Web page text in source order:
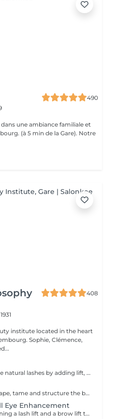
490
une ambiance familiale et
(à 5 min de la Gare). Notre
408
institute located in the heart
Clémence,
A treatment that enhances the natural lashes by adding lift, visible length and opening the eyes. The lash lift works from the root to create a natural, elegant and long-lasting result, without the need for extensions. The eyes appear more open, and the lashes look longer and well-defined. A tint can be added as an option to intensify the result and enhance the depth of the eyes. The results last for several weeks, leaving the eyes looking fresh and awake every day.
A treatment designed to reshape, tame and structure the brows for a clean, harmonious and naturally enhanced result. The brow lift repositions the hairs to create a fuller, more defined and perfectly controlled look. A tint is included to intensify the colour and add depth to the eyes while maintaining a natural and elegant finish. Brows are restructured, the eyes are framed and the facial features are enhanced on a daily basis.
Eye Enhancement
A complete treatment combining a lash lift and a brow lift to enhance the entire eye area. Lashes are lifted from the root to create visible length and open the eyes, while the brows are reshaped, tamed and redefined for a clean and harmonious result. The eyes appear more defined, framed and naturally enhanced. An ideal solution for a polished, elegant and long-lasting look without daily makeup.